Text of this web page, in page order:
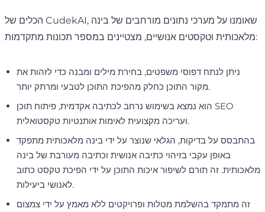
הכלים של CudekAI, שאומנו על מערכי נתונים מורחבים של בינה
מלאכותית וטקסטים אנושיים, מצטיינים במספר תכונות מתקדמות:
ניתן לנתח דפוסי משפטים, בחירת מילים ומבנה כדי לזהות את
מקור התוכן כחלק מהפיכת התוכן לטבעי ומרתק יותר.
הוא נמצא בשימוש נרחב לכתיבה אקדמית, פיתוח תוכן SEO
ועריכה מקצועית לאימות אותנטיות טקסטואלית.
בהתבסס על בדיקות, הגלאי שנוצר על ידי בינה מלאכותית מתפקד
באופן עקבי בזיהוי כתיבה אנושית וכתיבה מעורבת של בינה
מלאכותית. זה תורם לשיפור איכות התוכן על ידי הפיכת טקסט כתוב
לאנושי ביעילות.
זה מתמקד בהשלמת מטלות ופרויקטים ללא מאמץ על ידי צמצום